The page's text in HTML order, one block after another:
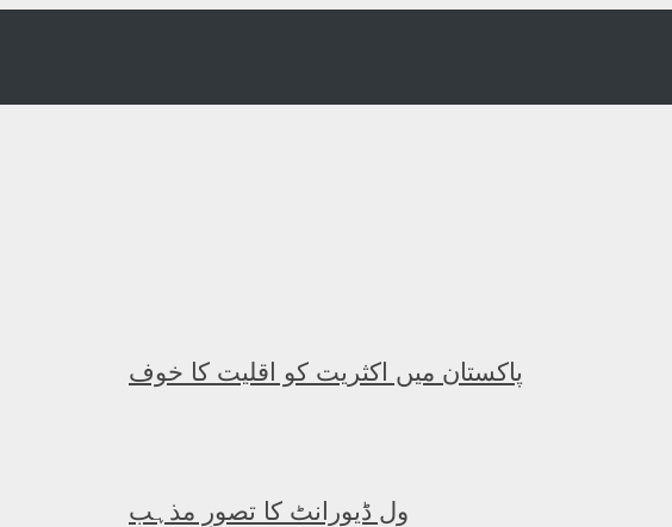
پاکستان میں اکثریت کو اقلیت کا خوف
ول ڈیورانٹ کا تصورِ مذہب